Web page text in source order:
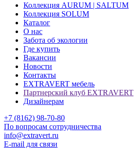
Коллекция AURUM | SALTUM
Коллекция SOLUM
Каталог
О нас
Забота об экологии
Где купить
Вакансии
Новости
Контакты
EXTRAVERT мебель
Партнерский клуб EXTRAVERT
Дизайнерам
+7 (8162) 98-70-80
По вопросам сотрудничества
info@extravert.ru
E-mail для связи